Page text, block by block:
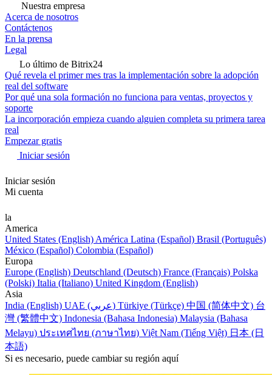
Nuestra empresa
Acerca de nosotros
Contáctenos
En la prensa
Legal
Lo último de Bitrix24
Qué revela el primer mes tras la implementación sobre la adopción
real del software
Por qué una sola formación no funciona para ventas, proyectos y
soporte
La incorporación empieza cuando alguien completa su primera tarea
real
Empezar gratis
Iniciar sesión
Iniciar sesión
Mi cuenta
la
America
United States (English) América Latina (Español) Brasil (Português)
México (Español) Colombia (Español)
Europa
Europe (English) Deutschland (Deutsch) France (Français) Polska
(Polski) Italia (Italiano) United Kingdom (English)
Asia
India (English)
UAE (عربي) Türkiye (Türkçe) 中国 (简体中文) 台
灣 (繁體中文) Indonesia (Bahasa Indonesia) Malaysia (Bahasa
Melayu) ประเทศไทย (ภาษาไทย) Việt Nam (Tiếng Việt) 日本 (日
本語)
Si es necesario, puede cambiar su región aquí